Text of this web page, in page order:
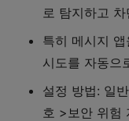
로 탐지하고
특히 메시지
시도를 자동으
설정 방법: 일
호 >보안 위험